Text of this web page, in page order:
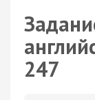
247